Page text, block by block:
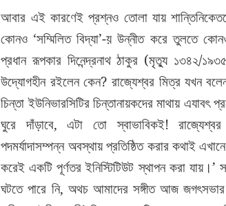
আবার এই কারণেই প্রশ্নও তোলা যায়
কোনও ‘সম্মিলিত বিদ্যা’-য় উন্নীত করে তুলতে
প্রধান রূপকার দিনেন্দ্রনাথ ঠাকুর (মৃত্যু ১৩৪২/
উদ্যোগহীন রইলেন কেন? রাজ্যেশ্বর মিত্র যখন
চিন্তা ইউনিভারসিটির চিন্তানায়কদের মাথায়
ঘুরে দাঁড়াবে, এটা তো স্বাভাবিকই!
পদমর্যাদাসম্পন্ন অবস্থায় প্রতিষ্ঠিত করার কথাই
করেই একটি পূর্ণতর ইনিস্টিটিউট স্থাপন করা
ঘটতে পারে নি, অথচ আমাদের সঙ্গীত আজ জগৎসভার